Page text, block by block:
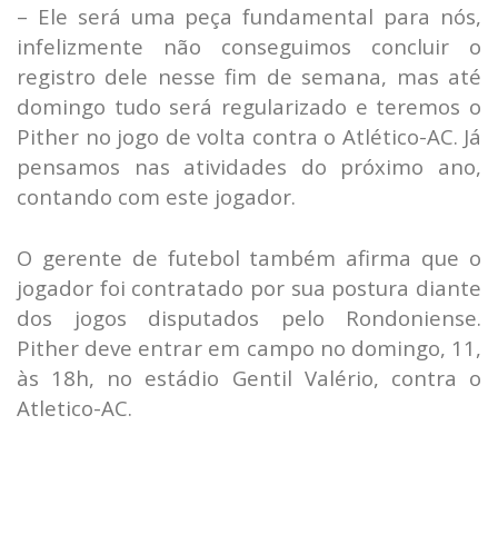
– Ele será uma peça fundamental para nós,
infelizmente não conseguimos concluir o
registro dele nesse fim de semana, mas até
domingo tudo será regularizado e teremos o
Pither no jogo de volta contra o Atlético-AC. Já
pensamos nas atividades do próximo ano,
contando com este jogador.
O gerente de futebol também afirma que o
jogador foi contratado por sua postura diante
dos jogos disputados pelo Rondoniense.
Pither deve entrar em campo no domingo, 11,
às 18h, no estádio Gentil Valério, contra o
Atletico-AC.